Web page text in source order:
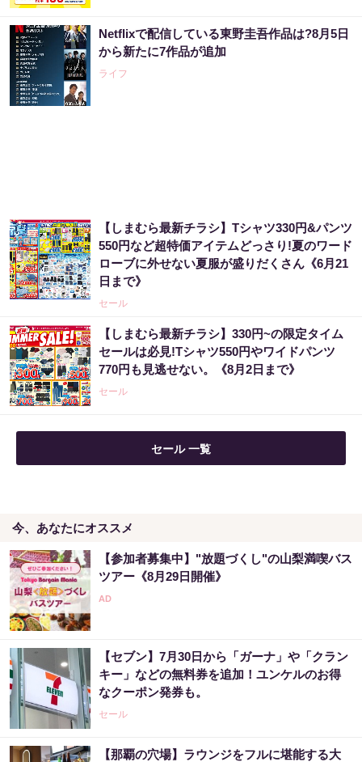
Netflixで配信している東野圭吾作品は?8月5日
から新たに7作品が追加
ライフ
【しまむら最新チラシ】Tシャツ330円&パンツ
550円など超特価アイテムどっさり!夏のワード
ローブに外せない夏服が盛りだくさん《6月21
日まで》
セール
【しまむら最新チラシ】330円~の限定タイム
セールは必見!Tシャツ550円やワイドパンツ
770円も見逃せない。《8月2日まで》
セール
セール 一覧
今、あなたにオススメ
【参加者募集中】"放題づくし"の山梨満喫バス
ツアー《8月29日開催》
【セブン】7月30日から「ガーナ」や「クラン
キー」などの無料券を追加！ユンケルのお得
なクーポン発券も。
セール
【那覇の穴場】ラウンジをフルに堪能する大